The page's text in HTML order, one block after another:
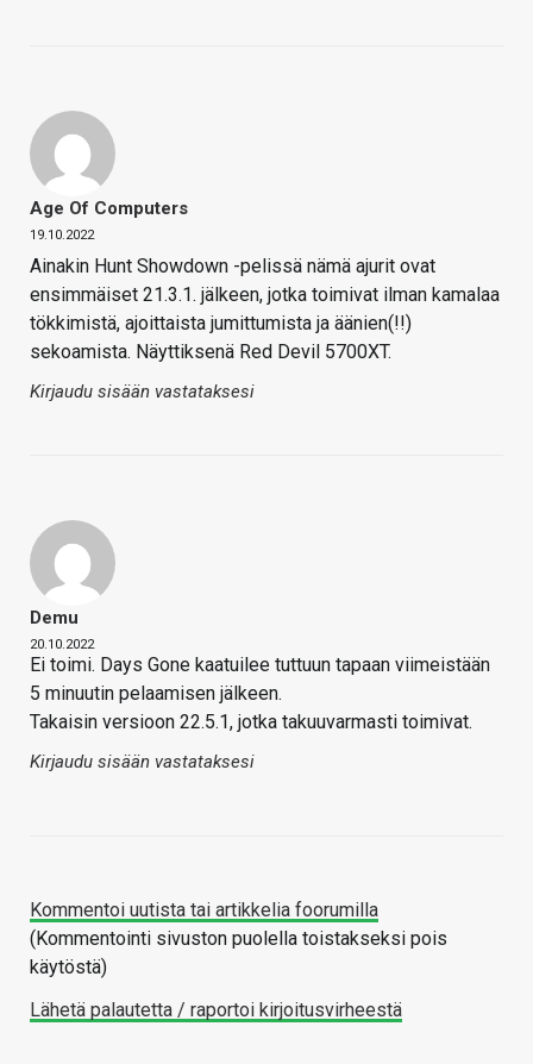
Age Of Computers
19.10.2022
Ainakin Hunt Showdown -pelissä nämä ajurit ovat
ensimmäiset 21.3.1. jälkeen, jotka toimivat ilman kamalaa
tökkimistä, ajoittaista jumittumista ja äänien(!!)
sekoamista. Näyttiksenä Red Devil 5700XT.
Kirjaudu sisään vastataksesi
Demu
20.10.2022
Ei toimi. Days Gone kaatuilee tuttuun tapaan viimeistään
5 minuutin pelaamisen jälkeen.
Takaisin versioon 22.5.1, jotka takuuvarmasti toimivat.
Kirjaudu sisään vastataksesi
Kommentoi uutista tai artikkelia foorumilla
(Kommentointi sivuston puolella toistakseksi pois
käytöstä)
Lähetä palautetta / raportoi kirjoitusvirheestä